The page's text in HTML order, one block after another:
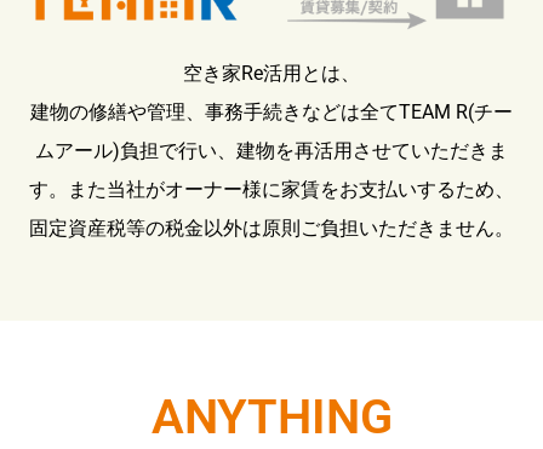
空き家Re活用とは、
建物の修繕や管理、事務手続きなどは全てTEAM R(チー
ムアール)負担で行い、建物を再活用させていただきま
す。また当社がオーナー様に家賃をお支払いするため、
固定資産税等の税金以外は原則ご負担いただきません。
ANYTHING